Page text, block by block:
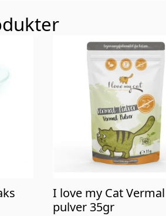
I love my Cat Vermal
pulver 35gr